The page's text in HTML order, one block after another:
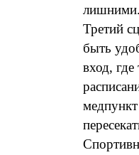
Третий
быть
вход, где